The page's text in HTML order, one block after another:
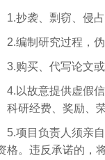
袭、剽窃、侵占
制研究过程，伪
买、代写论文或
故意提供虚假信
科研经费、奖励、
目负责人须亲自
格。违反承诺的，